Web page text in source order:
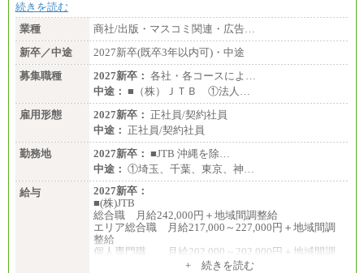
続きを読む
業種
商社/出版・マスコミ関連・広告…
新卒／中途
2027新卒(既卒3年以内可)・中途
募集職種
2027新卒： 各社・各コースによ…
中途： ■（株）ＪＴＢ ①法人…
雇用形態
2027新卒： 正社員/契約社員
中途： 正社員/契約社員
勤務地
2027新卒： ■JTB 沖縄を除…
中途： ①埼玉、千葉、東京、神…
給与
2027新卒：
■(株)JTB
総合職 月給242,000円＋地域間調整給
エリア総合職 月給217,000～227,000円＋地域間調
整給
個人専門職 月給202,000～202,000円＋地域間調
+ 続きを読む